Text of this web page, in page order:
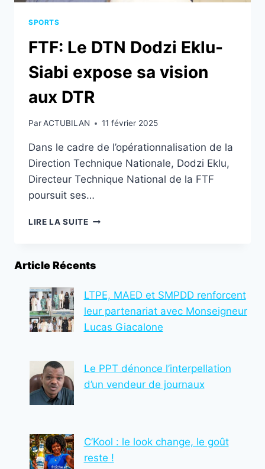
SPORTS
FTF: Le DTN Dodzi Eklu-
Siabi expose sa vision
aux DTR
ParACTUBILAN 11 février 2025
Dans le cadre de l’opérationnalisation de la
Direction Technique Nationale, Dodzi Eklu,
Directeur Technique National de la FTF
poursuit ses…
LIRE LA SUITEFTF:
EKLU-
EXPOSE
VISION
AUX
Article Récents
LTPE, MAED et SMPDD renforcent
leur partenariat avec Monseigneur
Lucas Giacalone
Le PPT dénonce l’interpellation
d’un vendeur de journaux
C’Kool : le look change, le goût
reste !